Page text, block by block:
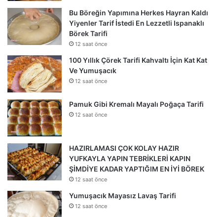
Bu Böreğin Yapımına Herkes Hayran Kaldı
Yiyenler Tarif İstedi En Lezzetli Ispanaklı
Börek Tarifi
12 saat önce
100 Yıllık Çörek Tarifi Kahvaltı İçin Kat Kat
Ve Yumuşacık
12 saat önce
Pamuk Gibi Kremalı Mayalı Poğaça Tarifi
12 saat önce
HAZIRLAMASI ÇOK KOLAY HAZIR
YUFKAYLA YAPIN TEBRİKLERİ KAPIN
ŞİMDİYE KADAR YAPTIĞIM EN İYİ BÖREK
12 saat önce
Yumuşacık Mayasız Lavaş Tarifi
12 saat önce